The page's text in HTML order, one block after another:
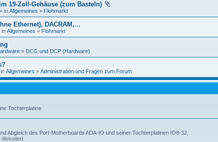
19-Zoll-Gehäuse (zum Basteln)
in Allgemeines » Flohmarkt
Ethernet), DACRAM,...
in Allgemeines » Flohmarkt
» DCG und DCP (Hardware)
Allgemeines » Administration und Fragen zum Forum
Tochterplatine
Abgleich des Port-Motherboards ADA-IO und seiner Tochterplatinen IO8-32,